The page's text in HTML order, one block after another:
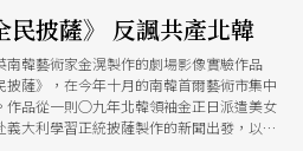
民披薩》 反諷共產北韓
南韓藝術家金滉製作的劇場影像實驗作品
披薩》，在今年十月的南韓首爾藝術市集中
作品從一則○九年北韓領袖金正日派遣美女
義大利學習正統披薩製作的新聞出發，以四